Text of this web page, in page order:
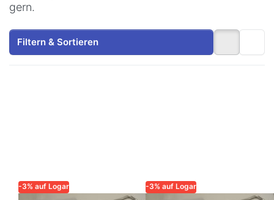
gern.
Filtern & Sortieren
-3% auf Logar -3% auf Logar